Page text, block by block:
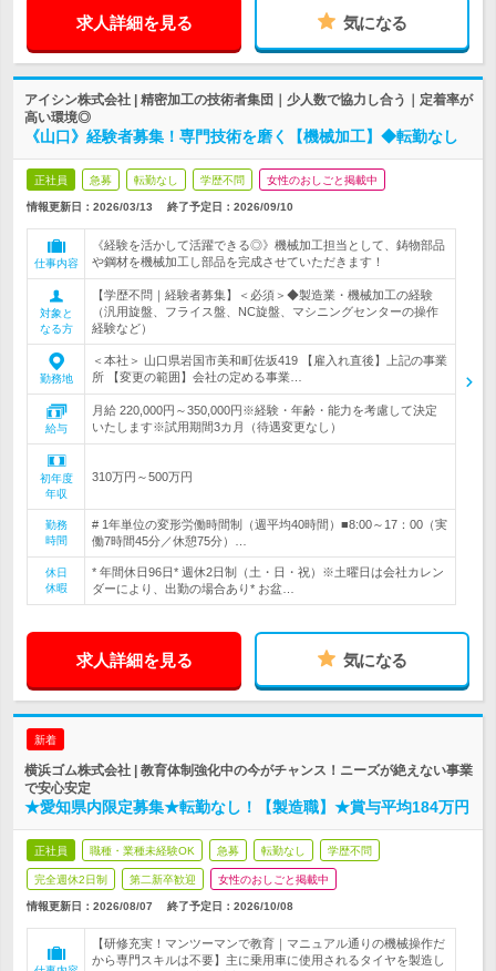
求人詳細を見る 気になる
アイシン株式会社 | 精密加工の技術者集団｜少人数で協力し合う｜定着率が
高い環境◎
《山口》経験者募集！専門技術を磨く【機械加工】◆転勤なし
正社員 急募 転勤なし 学歴不問 女性のおしごと掲載中
情報更新日：2026/03/13 終了予定日： 2026/09/10
仕事内容
《経験を活かして活躍できる◎》機械加工担当として、鋳物部品
や鋼材を機械加工し部品を完成させていただきます！
対象と
なる方
【学歴不問｜経験者募集】＜必須＞◆製造業・機械加工の経験
（汎用旋盤、フライス盤、NC旋盤、マシニングセンターの操作
経験など）
勤務地
＜本社＞ 山口県岩国市美和町佐坂419 【雇入れ直後】上記の事業
所 【変更の範囲】会社の定める事業…
給与
月給 220,000円～350,000円※経験・年齢・能力を考慮して決定
いたします※試用期間3カ月（待遇変更なし）
初年度
年収
310万円～500万円
勤務
時間
# 1年単位の変形労働時間制（週平均40時間）■8:00～17：00（実
働7時間45分／休憩75分）…
休日
休暇
* 年間休日96日* 週休2日制（土・日・祝）※土曜日は会社カレン
ダーにより、出勤の場合あり* お盆…
求人詳細を見る 気になる
新着
横浜ゴム株式会社 | 教育体制強化中の今がチャンス！ニーズが絶えない事業
で安心安定
★愛知県内限定募集★転勤なし！【製造職】★賞与平均184万円
正社員 職種・業種未経験OK 急募 転勤なし 学歴不問
完全週休2日制 第二新卒歓迎 女性のおしごと掲載中
情報更新日：2026/08/07 終了予定日： 2026/10/08
【研修充実！マンツーマンで教育｜マニュアル通りの機械操作だ
から専門スキルは不要】主に乗用車に使用されるタイヤを製造し